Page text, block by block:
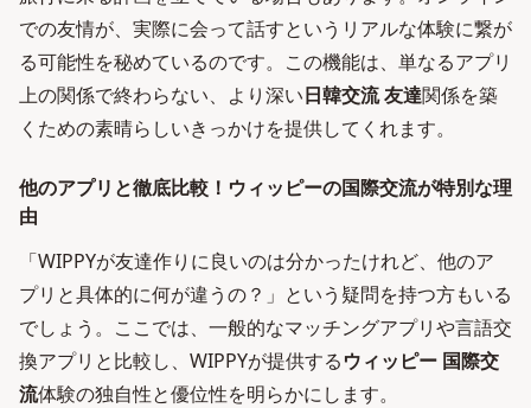
での友情が、実際に会って話すというリアルな体験に繋が
る可能性を秘めているのです。この機能は、単なるアプリ
上の関係で終わらない、より深い日韓交流 友達関係を築
くための素晴らしいきっかけを提供してくれます。
他のアプリと徹底比較！ウィッピーの国際交流が特別な理
由
「WIPPYが友達作りに良いのは分かったけれど、他のア
プリと具体的に何が違うの？」という疑問を持つ方もいる
でしょう。ここでは、一般的なマッチングアプリや言語交
換アプリと比較し、WIPPYが提供するウィッピー 国際交
流体験の独自性と優位性を明らかにします。